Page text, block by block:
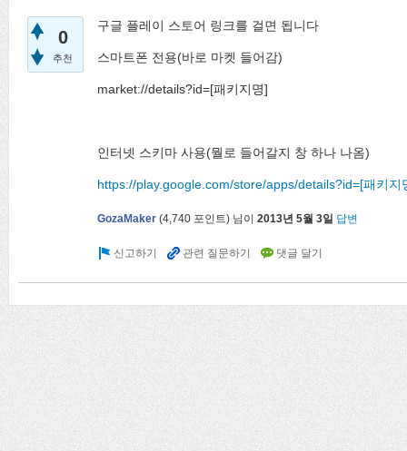
0
추천
구글 플레이 스토어 링크를 걸면 됩니다
스마트폰 전용(바로 마켓 들어감)
market://details?id=[패키지명]
인터넷 스키마 사용(뭘로 들어갈지 창 하나 나옴)
https://play.google.com/store/apps/details?id=[패키지
GozaMaker (4,740 포인트) 님이 2013년 5월 3일 답변